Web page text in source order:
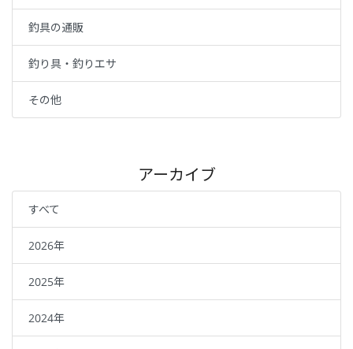
釣具の通販
釣り具・釣りエサ
その他
アーカイブ
すべて
2026年
2025年
2024年